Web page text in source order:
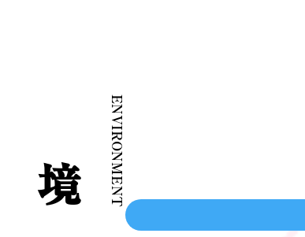
ENVIRONMENT